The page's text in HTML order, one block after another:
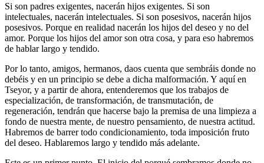
Si son padres exigentes, nacerán hijos exigentes. Si son
intelectuales, nacerán intelectuales. Si son posesivos, nacerán hijos
posesivos. Porque en realidad nacerán los hijos del deseo y no del
amor. Porque los hijos del amor son otra cosa, y para eso habremos
de hablar largo y tendido.
Por lo tanto, amigos, hermanos, daos cuenta que sembráis donde no
debéis y en un principio se debe a dicha malformación. Y aquí en
Tseyor, y a partir de ahora, entenderemos que los trabajos de
especialización, de transformación, de transmutación, de
regeneración, tendrán que hacerse bajo la premisa de una limpieza a
fondo de nuestra mente, de nuestro pensamiento, de nuestra actitud.
Habremos de barrer todo condicionamiento, toda imposición fruto
del deseo. Hablaremos largo y tendido más adelante.